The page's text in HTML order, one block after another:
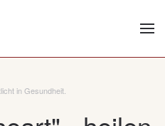
inGesundheit